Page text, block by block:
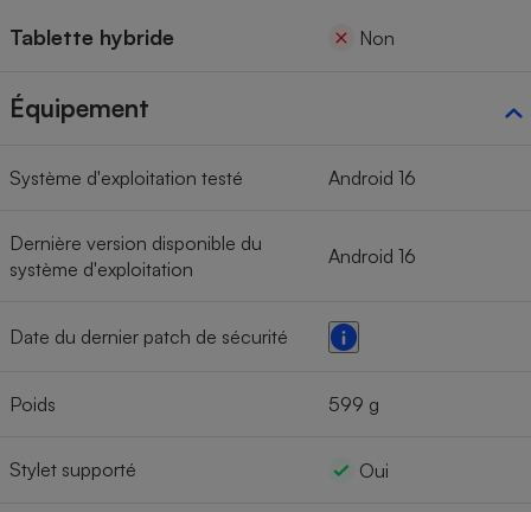
Tablette hybride Non
Équipement
Système d'exploitation testé Android 16
Dernière version disponible du
système d'exploitation
Android 16
Date du dernier patch de sécurité
Poids 599 g
Stylet supporté Oui